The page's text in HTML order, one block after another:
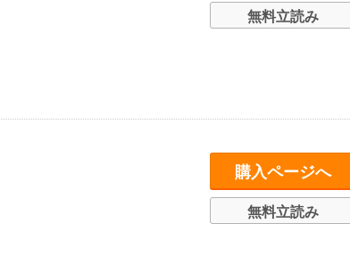
無料立読み
購入ページへ
無料立読み